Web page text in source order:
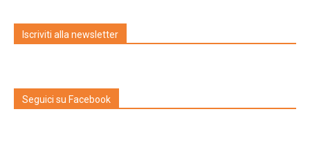
Iscriviti alla newsletter
Seguici su Facebook